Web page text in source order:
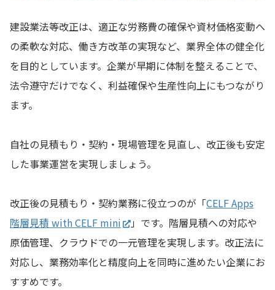
建設業法等改正は、適正な労務費の確保や資材価格変動へ
の柔軟な対応、働き方改革の実現など、業界全体の健全化
を目的としています。企業が早期に体制を整えることで、
法令遵守だけでなく、利益確保や生産性向上にもつながり
ます。
自社の見積もり・契約・現場管理を見直し、改正後も安定
した事業運営を実現しましょう。
改正後の見積もり・契約業務に役立つのが「CELF Apps
階層見積 with CELF mini
」です。階層見積への対応や
原価管理、クラウドでの一元管理を実現します。改正法に
対応し、業務効率化と精度向上を同時に進めたい企業にお
すすめです。